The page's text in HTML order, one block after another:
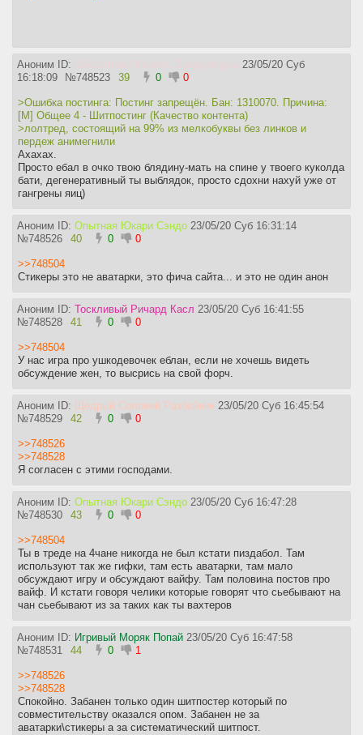
Аноним ID:
23/05/20 Суб
16:18:09
№748523 39 0 0
>Ошибка постинга: Постинг запрещён. Бан: 1310070. Причина:
[M] Общее 4 - Шитпостинг (Качество контента)
>лолтред, состоящий на 99% из мелкобуквы без линков и
пердеж анимегнили
Ахахах.
Просто ебал в очко твою блядину-мать на спине у твоего куколда
бати, дегенеративный ты выблядок, просто сдохни нахуй уже от
гангрены яиц)
Аноним ID: Опытная Юкари Сэндо 23/05/20 Суб 16:31:14
№748526 40 0 0
>>748504
Стикеры это не аватарки, это фича сайта... и это не один анон
Аноним ID: Тоскливый Ричард Касл 23/05/20 Суб 16:41:55
№748528 41 0 0
>>748504
У нас игра про ушкодевочек еблан, если не хочешь видеть
обсуждение жен, то высрись на свой форч.
Аноним ID: Щедрый Соловей Разбойник 23/05/20 Суб 16:45:54
№748529 42 0 0
>>748526
>>748528
Я согласен с этими господами.
Аноним ID: Опытная Юкари Сэндо 23/05/20 Суб 16:47:28
№748530 43 0 0
>>748504
Ты в треде на 4чане никогда не был кстати пиздабол. Там
используют так же гифки, там есть аватарки, там мало
обсуждают игру и обсуждают вайфу. Там половина постов про
вайф. И кстати говоря челики которые говорят что сьебывают на
чан сьебывают из за таких как ты вахтеров
Аноним ID: Игривый Моряк Попай 23/05/20 Суб 16:47:58
№748531 44 0 1
>>748526
>>748528
Спокойно. Забанен только один шитпостер который по
совместительству оказался опом. Забанен не за
аватарки\стикеры а за систематический шитпост.